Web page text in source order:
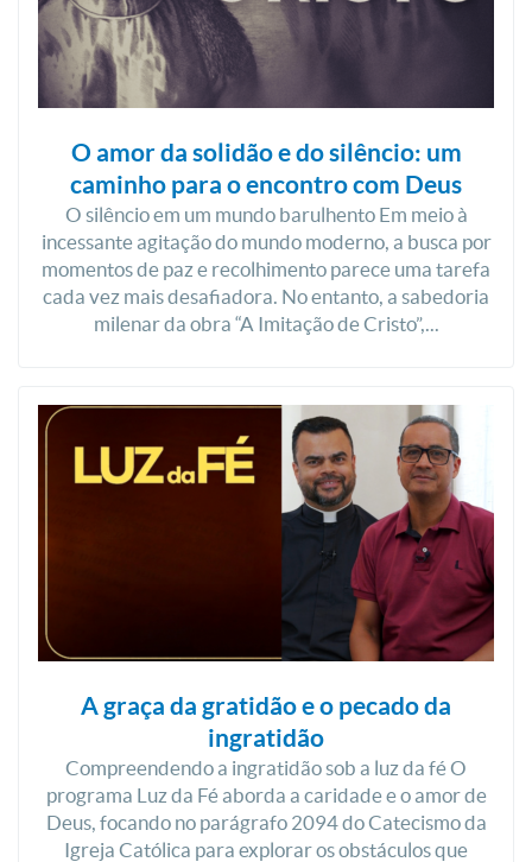
O amor da solidão e do silêncio: um
caminho para o encontro com Deus
O silêncio em um mundo barulhento Em meio à
incessante agitação do mundo moderno, a busca por
momentos de paz e recolhimento parece uma tarefa
cada vez mais desafiadora. No entanto, a sabedoria
milenar da obra “A Imitação de Cristo”,...
A graça da gratidão e o pecado da
ingratidão
Compreendendo a ingratidão sob a luz da fé O
programa Luz da Fé aborda a caridade e o amor de
Deus, focando no parágrafo 2094 do Catecismo da
Igreja Católica para explorar os obstáculos que